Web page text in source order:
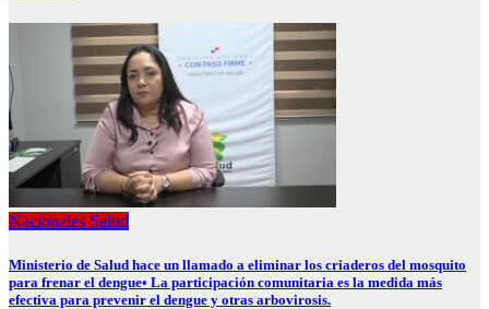
Nacionales Salud
Ministerio de Salud hace un llamado a eliminar los criaderos del mosquito
para frenar el dengue• La participación comunitaria es la medida más
efectiva para prevenir el dengue y otras arbovirosis.